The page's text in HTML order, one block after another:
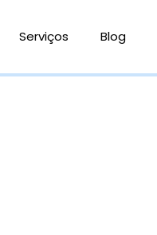
Serviços Blog